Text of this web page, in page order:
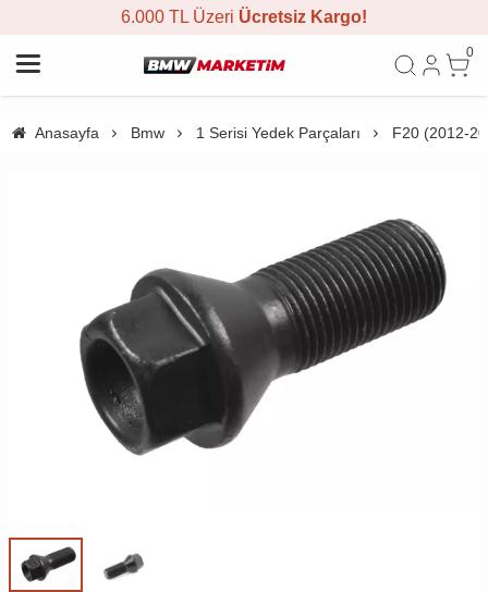
6.000 TL Üzeri Ücretsiz Kargo!
0
Anasayfa Bmw 1 Serisi Yedek Parçaları F20 (2012-